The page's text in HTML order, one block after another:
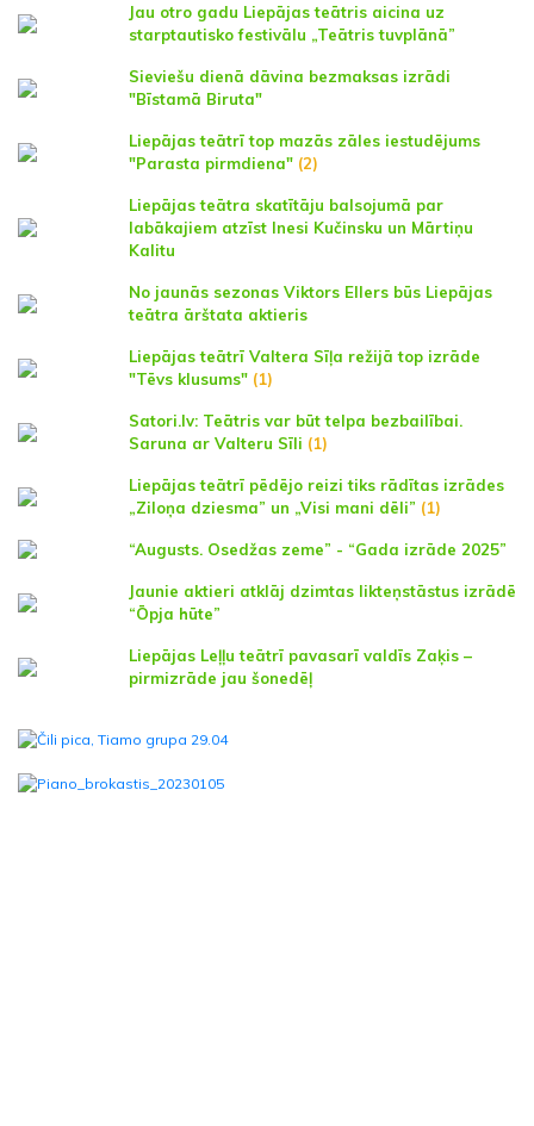
Jau otro gadu Liepājas teātris aicina uz
starptautisko festivālu „Teātris tuvplānā”
Sieviešu dienā dāvina bezmaksas izrādi
"Bīstamā Biruta"
Liepājas teātrī top mazās zāles iestudējums
"Parasta pirmdiena" (2)
Liepājas teātra skatītāju balsojumā par
labākajiem atzīst Inesi Kučinsku un Mārtiņu
Kalitu
No jaunās sezonas Viktors Ellers būs Liepājas
teātra ārštata aktieris
Liepājas teātrī Valtera Sīļa režijā top izrāde
"Tēvs klusums" (1)
Satori.lv: Teātris var būt telpa bezbailībai.
Saruna ar Valteru Sīli (1)
Liepājas teātrī pēdējo reizi tiks rādītas izrādes
„Ziloņa dziesma” un „Visi mani dēli” (1)
“Augusts. Osedžas zeme” - “Gada izrāde 2025”
Jaunie aktieri atklāj dzimtas likteņstāstus izrādē
“Ōpja hūte”
Liepājas Leļļu teātrī pavasarī valdīs Zaķis –
pirmizrāde jau šonedēļ